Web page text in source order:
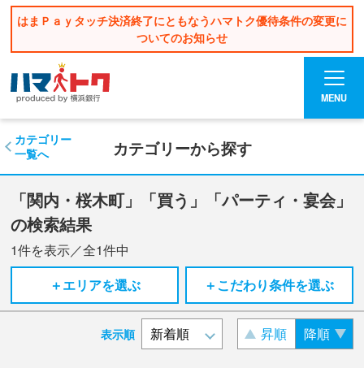
はまＰａｙタッチ決済終了にともなうハマトク優待条件の変更に
ついてのお知らせ
MENU
カテゴリーから探す
カテゴリー
一覧へ
「関内・桜木町」「買う」「パーティ・宴会」
の検索結果
1件を表示／全1件中
＋エリアを選ぶ
＋こだわり条件を選ぶ
表示順 昇順 降順